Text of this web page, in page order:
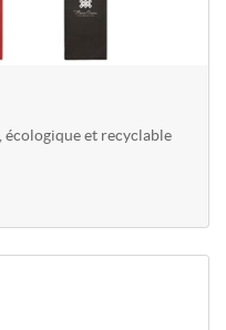
écologique et recyclable